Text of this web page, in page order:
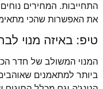
התחייבות. המחירים
את האפשרות שהכי
טיפ: באיזה מנוי
המנוי המשולב של חדר
ביותר למתאמנים שאוהבים